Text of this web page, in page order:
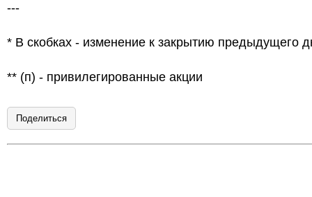
---
* В скобках - изменение к закрытию предыдущего
** (п) - привилегированные акции
Поделиться